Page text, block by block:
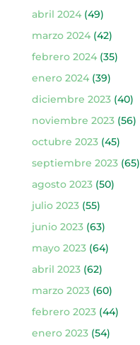
abril 2024(49)
marzo 2024(42)
febrero 2024(35)
enero 2024(39)
diciembre 2023(40)
noviembre 2023(56)
octubre 2023(45)
septiembre 2023(65)
agosto 2023(50)
julio 2023(55)
junio 2023(63)
mayo 2023(64)
abril 2023(62)
marzo 2023(60)
febrero 2023(44)
enero 2023(54)